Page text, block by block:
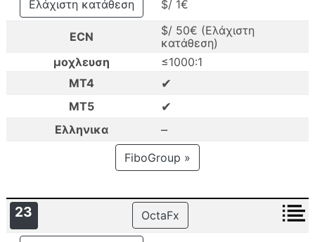
Ελάχιστη κατάθεση $/ 1€
ECN
$/ 50€ (Ελάχιστη
κατάθεση)
μοχλευση
≤1000:1
MT4
✔
MT5 ✔
Ελληνικα –
FiboGroup »
23 OctaFx